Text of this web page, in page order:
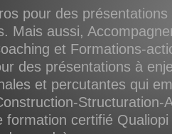
pour des
Mais aussi,
et Formations-
des présentations à
et percutantes qui
Structuration-
formation certifié